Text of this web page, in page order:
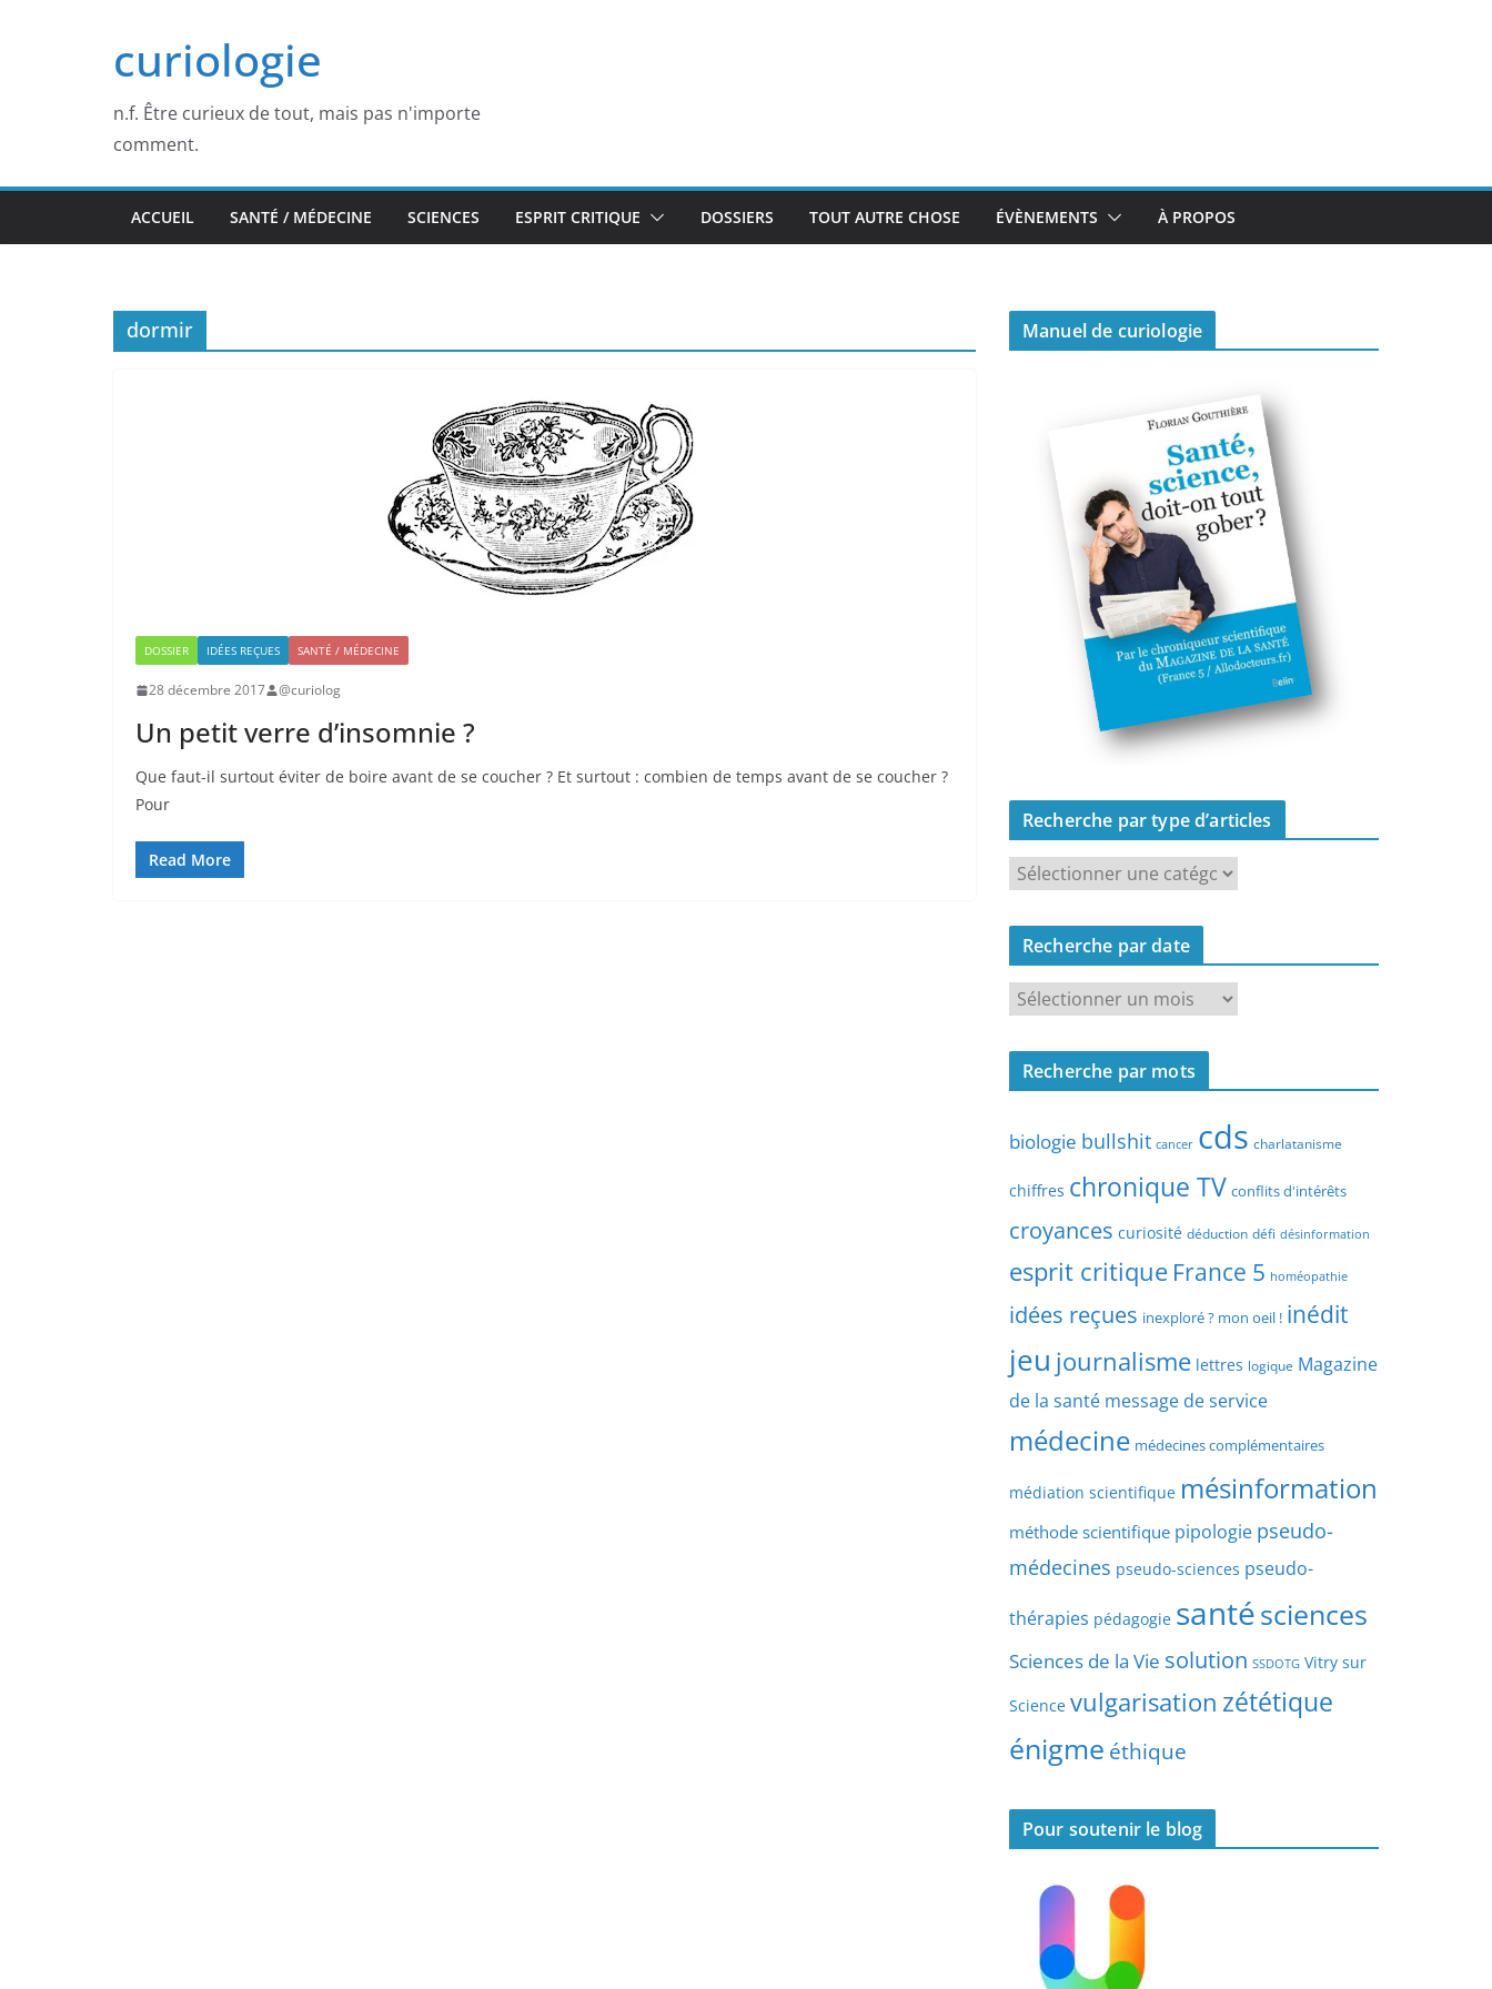
curiologie
n.f. Être curieux de tout, mais pas n'importe
comment.
ACCUEIL SANTÉ / MÉDECINE SCIENCES ESPRIT CRITIQUE DOSSIERS TOUT AUTRE CHOSE ÉVÈNEMENTS À PROPOS
dormir
DOSSIER IDÉES REÇUES SANTÉ / MÉDECINE
28 décembre 2017 @curiolog
Un petit verre d’insomnie ?
Que faut-il surtout éviter de boire avant de se coucher ? Et surtout : combien de temps avant de se coucher ?
Pour
Read More
Manuel de curiologie
Recherche par type d’articles
e
c
e
e
a
t
y
e
d
a
r
i
e
s
Recherche par date
e
c
r
h
p
a
d
a
t
e
Recherche par mots
biologie bullshit cancer cds charlatanisme
chiffres chronique TV conflits d'intérêts
croyances curiosité déduction défi désinformation
esprit critique France 5 homéopathie
idées reçues inexploré ? mon oeil ! inédit
jeu journalisme lettres logique Magazine
de la santé message de service
médecine médecines complémentaires
médiation scientifique mésinformation
méthode scientifique pipologie pseudo-
médecines pseudo-sciences pseudo-
thérapies pédagogie santésciences
Sciences de la Vie solution SSDOTG Vitry sur
Science vulgarisation zététique
énigme éthique
Pour soutenir le blog